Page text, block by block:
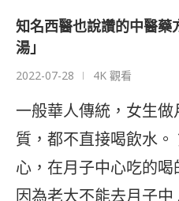
知名西醫也說讚的中醫藥
湯」
2022-07-28 4K 觀看
一般華人傳統，女生
質，都不直接喝飲水
心，在月子中心吃的
因為老大不能去月子